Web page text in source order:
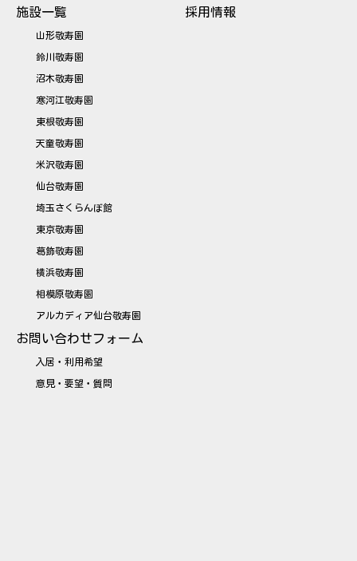
施設一覧
山形敬寿園
鈴川敬寿園
沼木敬寿園
寒河江敬寿園
東根敬寿園
天童敬寿園
米沢敬寿園
仙台敬寿園
埼玉さくらんぼ館
東京敬寿園
葛飾敬寿園
横浜敬寿園
相模原敬寿園
アルカディア仙台敬寿園
採用情報
お問い合わせフォーム
入居・利用希望
意見・要望・質問